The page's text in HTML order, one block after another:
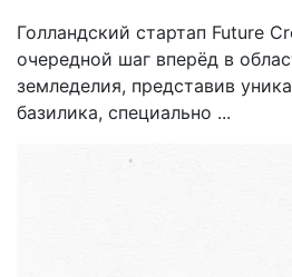
Голландский стартап Future
очередной шаг вперёд в
земледелия, представив
базилика, специально ...